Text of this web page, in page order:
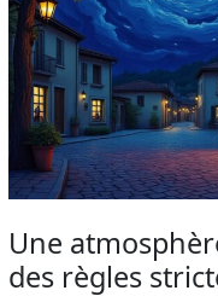
Une
des règles